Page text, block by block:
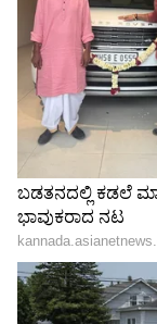
ಹೋಗುವುದಿಲ್ಲ.
ಗಂಟೆಗಟ್ಟಲೆ
ಕ್ಲೀನ್
ಸುಟ್ಟು ಪೂರ್ತಿ
ಅಗತ್ಯವಿಲ್ಲ.
ಹ್ಯಾಕ್ಸ್‌ಗಳನ್ನು